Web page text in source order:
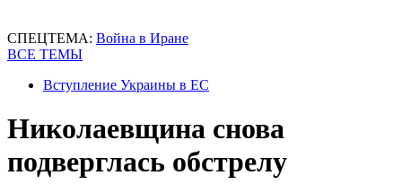
СПЕЦТЕМА: Война в Иране
ВСЕ ТЕМЫ
Вступление Украины в ЕС
Николаевщина снова
подверглась обстрелу